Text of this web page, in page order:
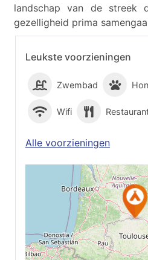
Leukste voorzieningen
Zwembad
Wifi
Alle voorzieningen
Op
landschap van de streek
gezelligheid prima